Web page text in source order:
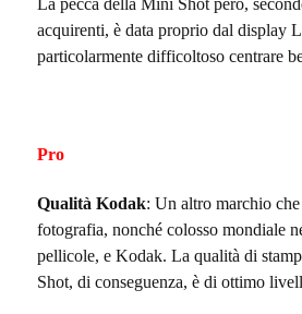
La pecca della Mini Shot però,
acquirenti, è data proprio dal display
particolarmente difficoltoso centrare
Pro
Qualità Kodak: Un altro marchio
fotografia, nonché colosso mondiale
pellicole, e Kodak. La qualità di
Shot, di conseguenza, è di ottimo